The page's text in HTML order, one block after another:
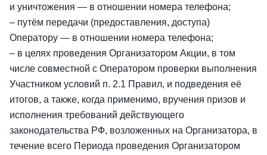
и уничтожения — в отношении номера телефона;
– путём передачи (предоставления, доступа)
Оператору — в отношении номера телефона;
– в целях проведения Организатором Акции, в том
числе совместной с Оператором проверки выполнения
Участником условий п. 2.1 Правил, и подведения её
итогов, а также, когда применимо, вручения призов и
исполнения требований действующего
законодательства РФ, возложенных на Организатора, в
течение всего Периода проведения Организатором